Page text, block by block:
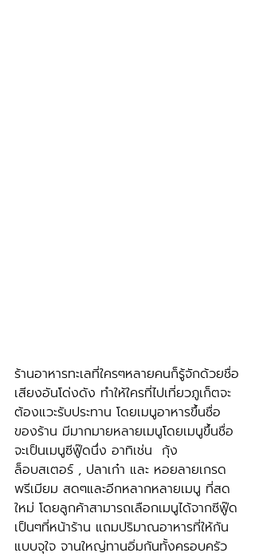
ร้านอาหารทะเลที่ใครๆหลายคนก็รู้จักด้วยชื่อ
เสียงอันโด่งดัง ทำให้ใครที่ไปเที่ยวภูเก็ตจะ
ต้องแวะรับประทาน โดยเมนูอาหารขึ้นชื่อ
ของร้าน มีมากมายหลายเมนูโดยเมนูขึ้นชื่อ
จะเป็นเมนูซีฟู๊ดนึ่ง อาทิเช่น  กุ้ง
ล็อบสเตอร์ , ปลาเก๋า และ หอยลายเกรด
พรีเมียม สดๆและอีกหลากหลายเมนู ที่สด
ใหม่ โดยลูกค้าสามารถเลือกเมนูได้จากซีฟู๊ด
เป็นๆที่หน้าร้าน แถมปริมาณอาหารที่ให้กัน
แบบจุใจ จานใหญ่ทานอิ่มกันทั้งครอบครัว